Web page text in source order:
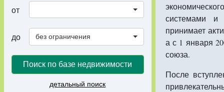
от
до без ограничения
Поиск по базе недвижимости
детальный поиск
системами и
принимает
а с 1 января
союза.
После